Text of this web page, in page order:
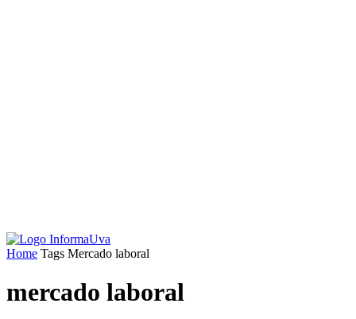
Home Tags Mercado laboral
mercado laboral